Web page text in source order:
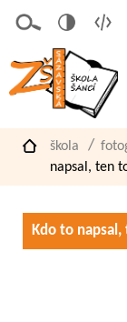
á
verze
pro
slaboz
raké
škola
napsal, ten
Kdo to